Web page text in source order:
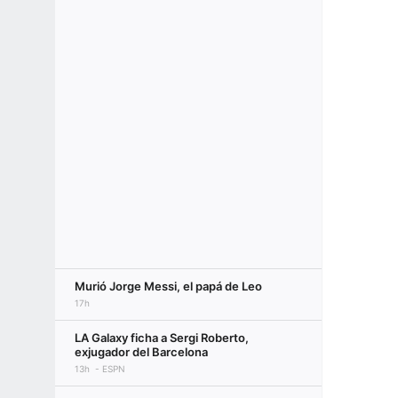
Murió Jorge Messi, el papá de Leo
17h
LA Galaxy ficha a Sergi Roberto,
exjugador del Barcelona
13h ESPN